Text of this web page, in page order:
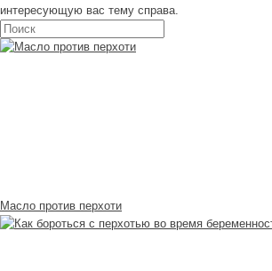
интересующую вас тему справа.
Масло против перхоти